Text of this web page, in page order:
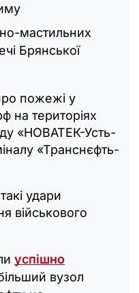
мастильних
Брянської
пожежі у
на територіях
«НОВАТЕК-Усть-
«Транснєфть-
удари
військового
успішно
вузол